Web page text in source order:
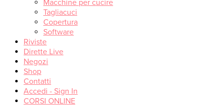
Macchine per cucire
Tagliacuci
Copertura
Software
Riviste
Dirette Live
Negozi
Shop
Contatti
Accedi - Sign In
CORSI ONLINE